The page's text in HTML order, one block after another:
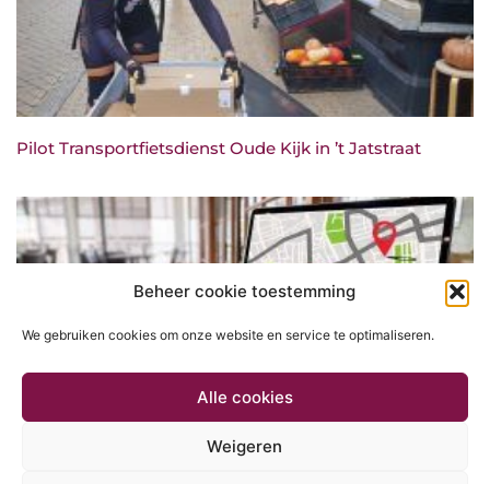
Beheer cookie toestemming
We gebruiken cookies om onze website en service te optimaliseren.
Alle cookies
Weigeren
Pilot Transportfietsdienst Oude Kijk in ’t Jatstraat